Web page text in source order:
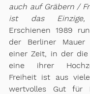
auch auf Gräbern /
ist das
Erschienen 1989
der Berliner
einer Zeit, in der
eine ihrer
Freiheit ist aus
wertvolles Gut für